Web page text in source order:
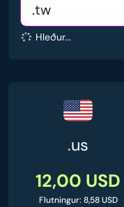
Hleður...
.us
12,00 USD
Flutningur: 8,58 USD